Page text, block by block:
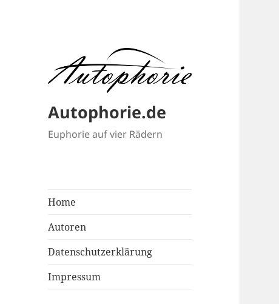
Autophorie.de
Euphorie auf vier Rädern
Home
Autoren
Datenschutzerklärung
Impressum